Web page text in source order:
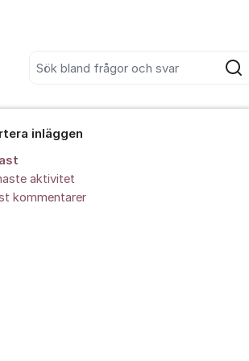
Sök
inläggen
aktivitet
kommentarer